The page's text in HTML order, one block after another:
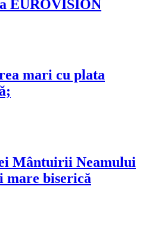
EUROVISION
mari cu plata
Mântuirii Neamului
mare biserică